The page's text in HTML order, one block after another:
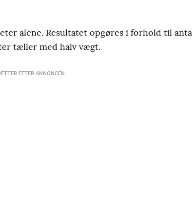
alene. Resultatet opgøres i forhold til
tæller med halv vægt.
EFTER ANNONCEN